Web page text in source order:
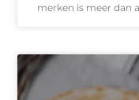
merken is meer dan